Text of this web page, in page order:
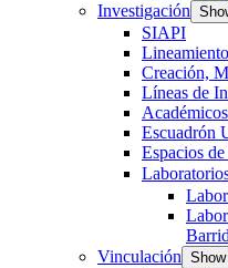
Investigación
SIAPI
Creación,
Líneas de
Escuadrón
Espacios
Vinculación